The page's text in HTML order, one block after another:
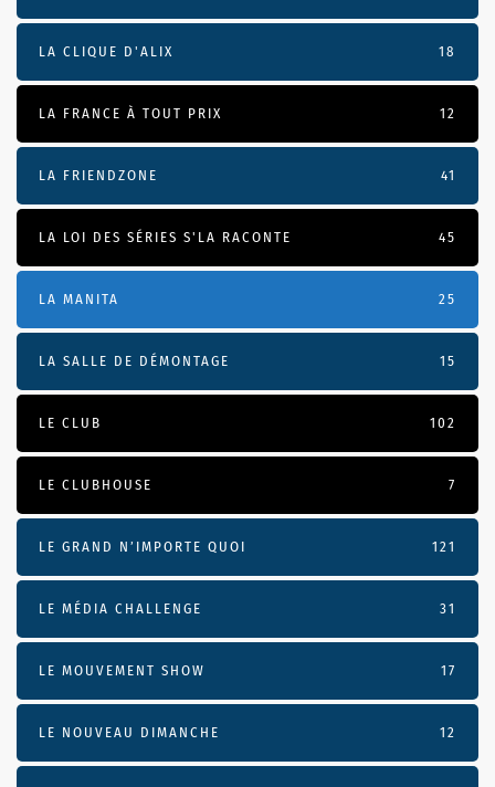
LA CLIQUE D'ALIX 18
LA FRANCE À TOUT PRIX 12
LA FRIENDZONE 41
LA LOI DES SÉRIES S'LA RACONTE 45
LA MANITA 25
LA SALLE DE DÉMONTAGE 15
LE CLUB 102
LE CLUBHOUSE 7
LE GRAND N’IMPORTE QUOI 121
LE MÉDIA CHALLENGE 31
LE MOUVEMENT SHOW 17
LE NOUVEAU DIMANCHE 12